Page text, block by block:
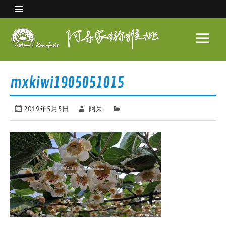
content
阿呆
家猕
mxkiwi1905051015
2019年5月5日 阿呆